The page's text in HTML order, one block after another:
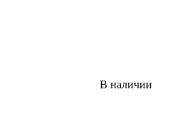
В наличии